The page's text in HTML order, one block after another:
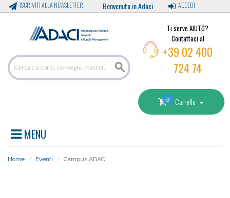
ISCRIVITI ALLA NEWSLETTER Benvenuto in Adaci ACCEDI
Ti serve AIUTO?
Contattaci al
+39 02 400
724 74
0 Carrello
MENU
Home / Eventi / Campus ADACI